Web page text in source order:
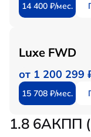
14 400 ₽/мес.
Luxe FWD
от 1 200 299
15 708 ₽/мес.
1.8 6АКПП